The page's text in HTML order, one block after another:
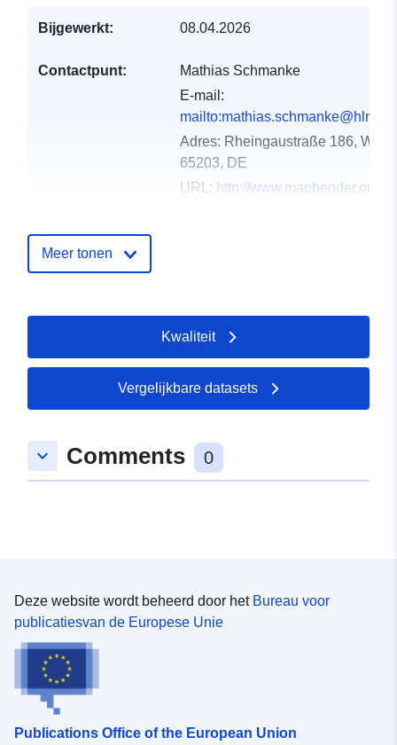
Bijgewerkt: 08.04.2026
Contactpunt:
Mathias Schmanke
E-mail:
Adres: Rheingaustraße 186,
65203, DE
URL: http://www.mapbender.org
Catalogusregister
Coördinaten:
51.6587985 ], [ 10.2494035,
51.6587985 ], [ 10.2494035,
49.3890417 ], [ 7.7300817,
Soort: Polygon
Meer tonen
Kwaliteit
Vergelijkbare datasets
keyboard_arrow_down Comments 0
Deze website wordt beheerd door het Bureau voor
publicatiesvan de Europese Unie
Publications Office of the European Union